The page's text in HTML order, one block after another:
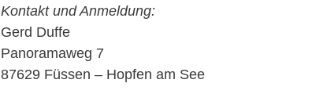
Kontakt und Anmeldung:
Gerd Duffe
Panoramaweg 7
87629 Füssen – Hopfen am See